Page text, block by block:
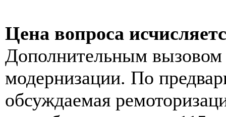
Цена вопроса
Дополнительным вызовом
модернизации. По
обсуждаемая